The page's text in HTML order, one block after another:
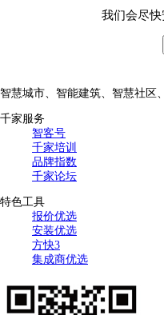
我们会尽
智慧城市、智能建筑、智慧社区
千家服务
智客号
千家培训
品牌指数
千家论坛
特色工具
报价优选
安装优选
方快3
集成商优选